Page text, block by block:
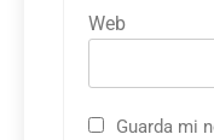
Web
Guarda mi